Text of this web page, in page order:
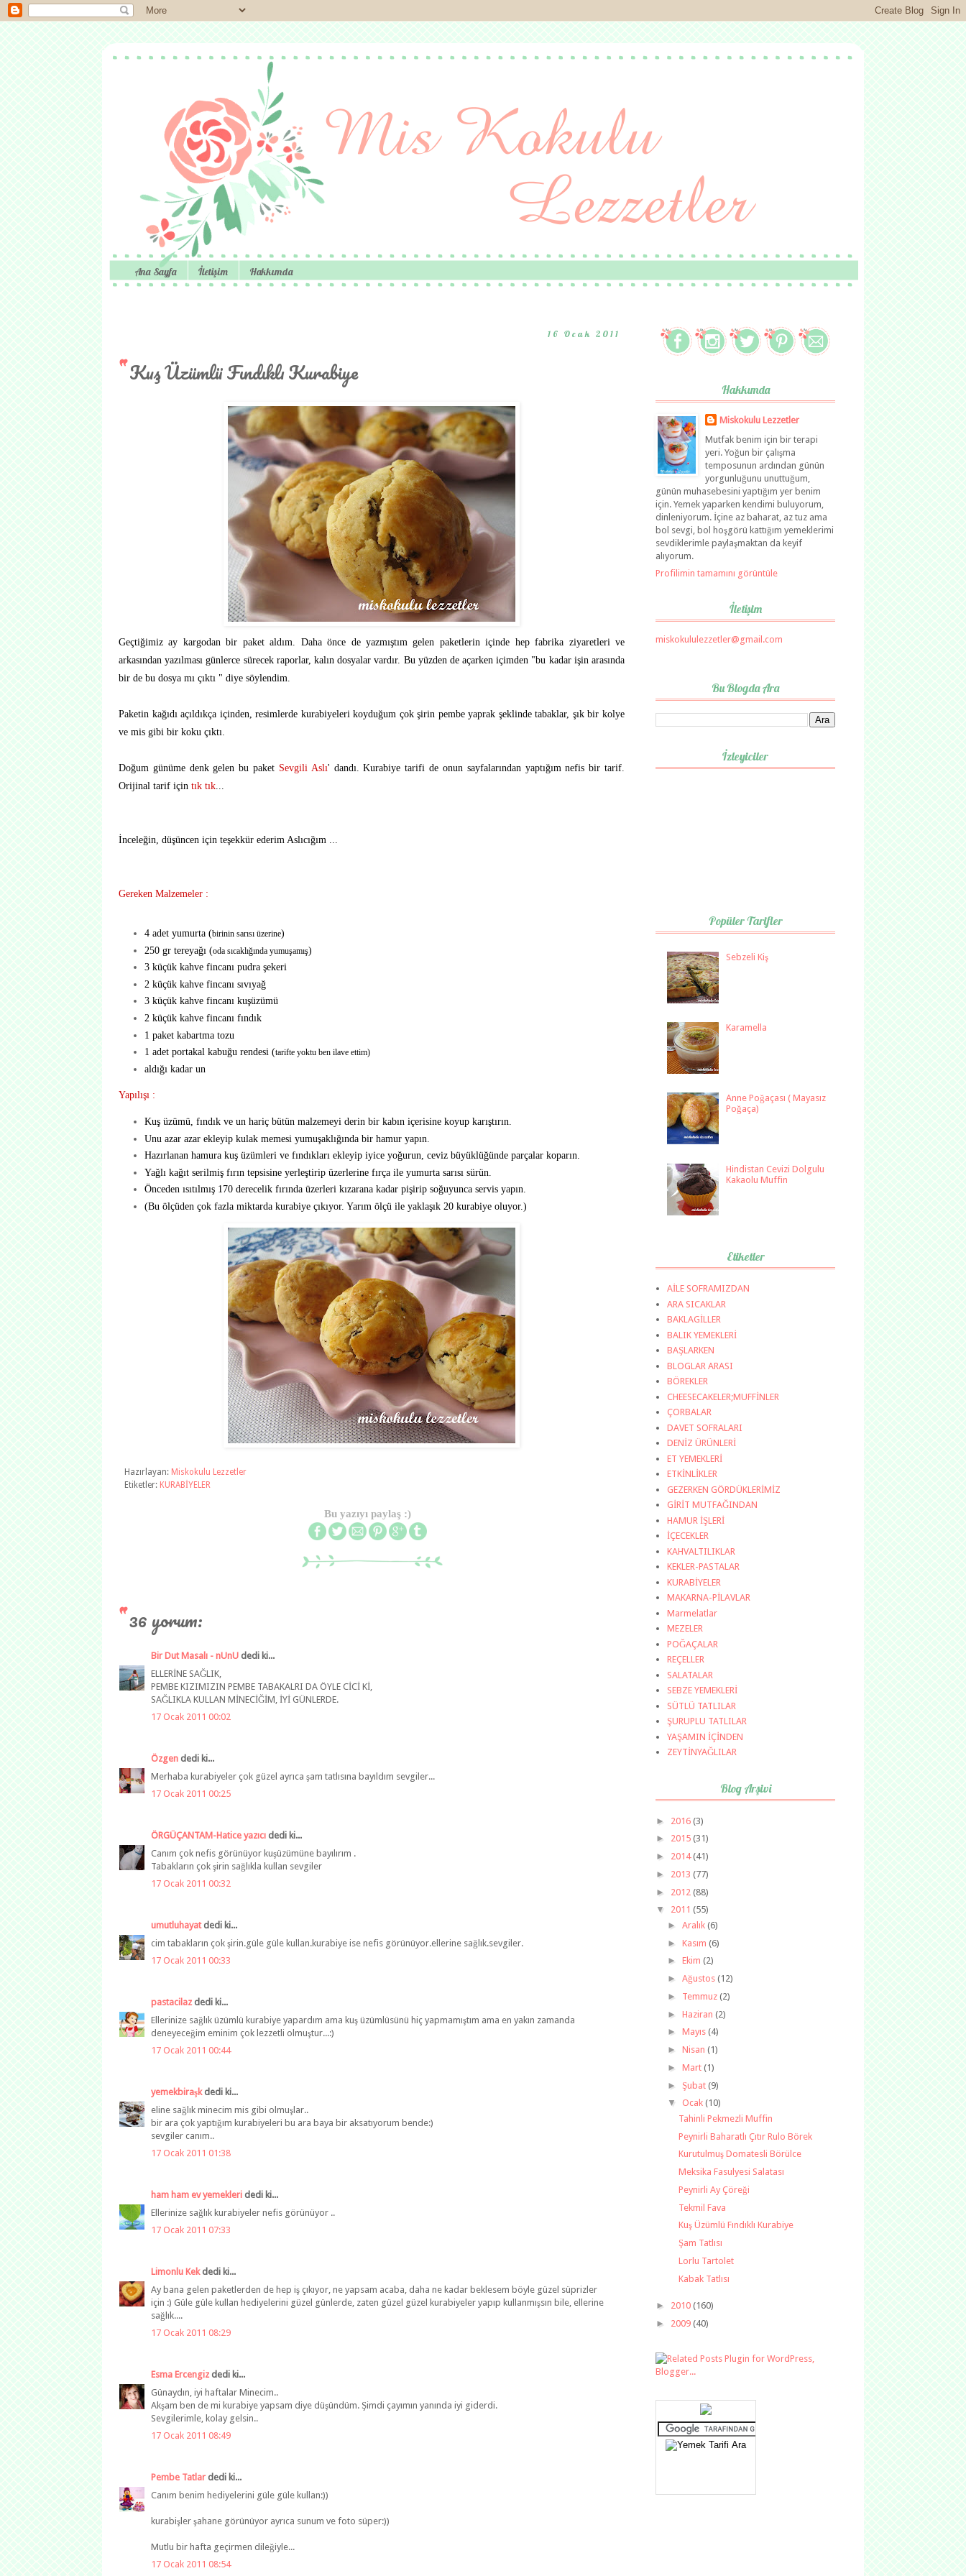
Ana Sayfa İletişim Hakkımda
16 Ocak 2011
Kuş Üzümlü Fındıklı Kurabiye
Geçtiğimiz ay kargodan bir paket aldım. Daha önce de yazmıştım gelen paketlerin içinde hep fabrika ziyaretleri ve
arkasından yazılması günlerce sürecek raporlar, kalın dosyalar vardır. Bu yüzden de açarken içimden "bu kadar işin arasında
bir de bu dosya mı çıktı " diye söylendim.
Paketin kağıdı açıldıkça içinden, resimlerde kurabiyeleri koyduğum çok şirin pembe yaprak şeklinde tabaklar, şık bir kolye
ve mis gibi bir koku çıktı.
Doğum günüme denk gelen bu paket Sevgili Aslı' dandı. Kurabiye tarifi de onun sayfalarından yaptığım nefis bir tarif.
Orijinal tarif için tık tık
İnceleğin, düşüncen için teşekkür ederim Aslıcığım ...
Gereken Malzemeler :
4 adet yumurta (birinin sarısı üzerine)
250 gr tereyağı (oda sıcaklığında yumuşamış)
3 küçük kahve fincanı pudra şekeri
2 küçük kahve fincanı sıvıyağ
3 küçük kahve fincanı kuşüzümü
2 küçük kahve fincanı fındık
1 paket kabartma tozu
1 adet portakal kabuğu rendesi (tarifte yoktu ben ilave ettim)
aldığı kadar un
Yapılışı :
Kuş üzümü, fındık ve un hariç bütün malzemeyi derin bir kabın içerisine koyup karıştırın.
Unu azar azar ekleyip kulak memesi yumuşaklığında bir hamur yapın.
Hazırlanan hamura kuş üzümleri ve fındıkları ekleyip iyice yoğurun, ceviz büyüklüğünde parçalar koparın.
Yağlı kağıt serilmiş fırın tepsisine yerleştirip üzerlerine fırça ile yumurta sarısı sürün.
Önceden ısıtılmış 170 derecelik fırında üzerleri kızarana kadar pişirip soğuyunca servis yapın.
(Bu ölçüden çok fazla miktarda kurabiye çıkıyor. Yarım ölçü ile yaklaşık 20 kurabiye oluyor.)
Hazırlayan: Miskokulu Lezzetler
Etiketler: KURABİYELER
Bu yazıyı paylaş :)
36 yorum:
Bir Dut Masalı - nUnU dedi ki...
ELLERİNE SAĞLIK,
PEMBE KIZIMIZIN PEMBE TABAKALRI DA ÖYLE CİCİ Kİ,
SAĞLIKLA KULLAN MİNECİĞİM, İYİ GÜNLERDE.
17 Ocak 2011 00:02
Özgen dedi ki...
Merhaba kurabiyeler çok güzel ayrıca şam tatlısına bayıldım sevgiler...
17 Ocak 2011 00:25
ÖRGÜÇANTAM-Hatice yazıcı dedi ki...
Canım çok nefis görünüyor kuşüzümüne bayılırım .
Tabakların çok şirin sağlıkla kullan sevgiler
17 Ocak 2011 00:32
umutluhayatdedi ki...
cim tabakların çok şirin.güle güle kullan.kurabiye ise nefis görünüyor.ellerine sağlık.sevgiler.
17 Ocak 2011 00:33
pastacilaz dedi ki...
Ellerinize sağlık üzümlü kurabiye yapardım ama kuş üzümlüsünü hiç yapmamıştım ama en yakın zamanda
deneyeceğim eminim çok lezzetli olmuştur...:)
17 Ocak 2011 00:44
yemekbiraşkdedi ki...
eline sağlık minecim mis gibi olmuşlar..
bir ara çok yaptığım kurabiyeleri bu ara baya bir aksatıyorum bende:)
sevgiler canım..
17 Ocak 2011 01:38
ham ham ev yemekleri dedi ki...
Ellerinize sağlık kurabiyeler nefis görünüyor ..
17 Ocak 2011 07:33
Limonlu Kekdedi ki...
Ay bana gelen paketlerden de hep iş çıkıyor, ne yapsam acaba, daha ne kadar beklesem böyle güzel süprizler
için :) Güle güle kullan hediyelerini güzel günlerde, zaten güzel güzel kurabiyeler yapıp kullanmışsın bile, ellerine
sağlık....
17 Ocak 2011 08:29
Esma Ercengiz dedi ki...
Günaydın, iyi haftalar Minecim..
Akşam ben de mi kurabiye yapsam diye düşündüm. Şimdi çayımın yanında iyi giderdi.
Sevgilerimle, kolay gelsin..
17 Ocak 2011 08:49
Pembe Tatlar dedi ki...
Canım benim hediyelerini güle güle kullan:))
kurabişler şahane görünüyor ayrıca sunum ve foto süper:))
Mutlu bir hafta geçirmen dileğiyle...
17 Ocak 2011 08:54
Hakkımda
Miskokulu Lezzetler
Mutfak benim için bir terapi
yeri. Yoğun bir çalışma
temposunun ardından günün
yorgunluğunu unuttuğum,
günün muhasebesini yaptığım yer benim
için. Yemek yaparken kendimi buluyorum,
dinleniyorum. İçine az baharat, az tuz ama
bol sevgi, bol hoşgörü kattığım yemeklerimi
sevdiklerimle paylaşmaktan da keyif
alıyorum.
Profilimin tamamını görüntüle
İletişim
miskokululezzetler@gmail.com
Bu Blogda Ara
İzleyiciler
Popüler Tarifler
Sebzeli Kiş
Karamella
Anne Poğaçası ( Mayasız
Poğaça)
Hindistan Cevizi Dolgulu
Kakaolu Muffin
Etiketler
AİLE SOFRAMIZDAN
ARA SICAKLAR
BAKLAGİLLER
BALIK YEMEKLERİ
BAŞLARKEN
BLOGLAR ARASI
BÖREKLER
CHEESECAKELER;MUFFİNLER
ÇORBALAR
DAVET SOFRALARI
DENİZ ÜRÜNLERİ
ET YEMEKLERİ
ETKİNLİKLER
GEZERKEN GÖRDÜKLERİMİZ
GİRİT MUTFAĞINDAN
HAMUR İŞLERİ
İÇECEKLER
KAHVALTILIKLAR
KEKLER-PASTALAR
KURABİYELER
MAKARNA-PİLAVLAR
Marmelatlar
MEZELER
POĞAÇALAR
REÇELLER
SALATALAR
SEBZE YEMEKLERİ
SÜTLÜ TATLILAR
ŞURUPLU TATLILAR
YAŞAMIN İÇİNDEN
ZEYTİNYAĞLILAR
Blog Arşivi
► 2016 (3)
► 2015 (31)
► 2014(41)
► 2013 (77)
► 2012 (88)
▼ 2011 (55)
► Aralık (6)
► Kasım (6)
► Ekim (2)
► Ağustos (12)
► Temmuz (2)
► Haziran (2)
► Mayıs (4)
► Nisan (1)
► Mart (1)
► Şubat (9)
▼ Ocak (10)
Tahinli Pekmezli Muffin
Peynirli Baharatlı Çıtır Rulo Börek
Kurutulmuş Domatesli Börülce
Meksika Fasulyesi Salatası
Peynirli Ay Çöreği
Tekmil Fava
Kuş Üzümlü Fındıklı Kurabiye
Şam Tatlısı
Lorlu Tartolet
Kabak Tatlısı
► 2010 (160)
► 2009 (40)